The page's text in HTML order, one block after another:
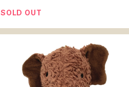
SOLD OUT